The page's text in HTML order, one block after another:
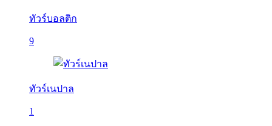
ทัวร์บอลติก
9
ทัวร์เนปาล
1